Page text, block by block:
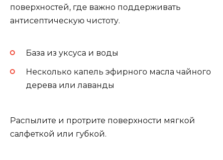
поверхностей, где важно поддерживать
антисептическую чистоту.
База из уксуса и воды
Несколько капель эфирного масла чайного
дерева или лаванды
Распылите и протрите поверхности мягкой
салфеткой или губкой.